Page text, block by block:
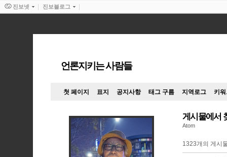
언론지키는 사람들
첫 페이지 표지 공지사항 태그 구름 지역로그 키
게시물에서
Atom
1323개의 게시
진보넷 진보블로그